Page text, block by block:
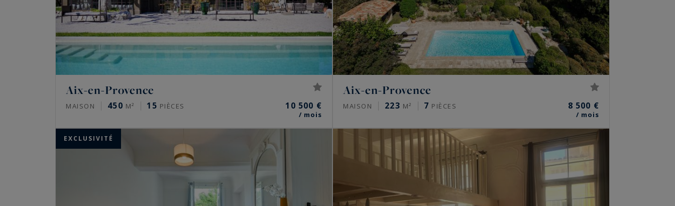
Aix-en-Provence
MAISON 450 M² 15 PIÈCES 10 500 €
/ mois
Aix-en-Provence
MAISON 223 M² 7 PIÈCES 8 500 €
/ mois
EXCLUSIVITÉ